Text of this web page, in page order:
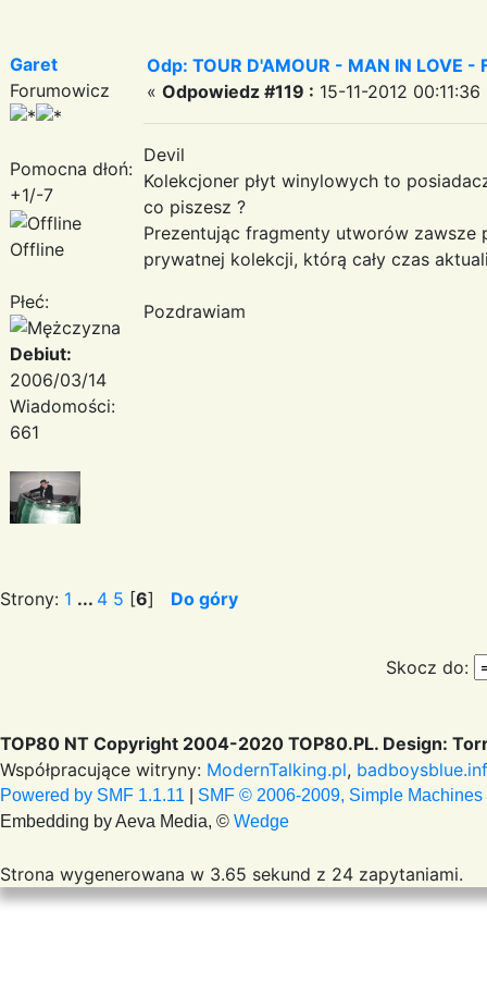
Garet
Forumowicz
Pomocna dłoń:
+1/-7
Offline
Płeć:
Debiut:
2006/03/14
Wiadomości:
661
Odp: TOUR D'AMOUR - MAN IN LOVE
« Odpowiedz #119 : 15-11-2012 00:11:36
Devil
Kolekcjoner płyt winylowych to
co piszesz ?
Prezentując fragmenty utworów zawsze
prywatnej kolekcji, którą cały czas
Pozdrawiam
Strony: 1 ... 4 5 [6] Do góry
Skocz do:
TOP80 NT Copyright 2004-2020 TOP80.PL. Design:
Współpracujące witryny: ModernTalking.pl,
Powered by SMF 1.1.11
SMF © 2006-2009, Simple Machines
Embedding by Aeva Media, © Wedge
Strona wygenerowana w 3.65 sekund z 24 zapytaniami.